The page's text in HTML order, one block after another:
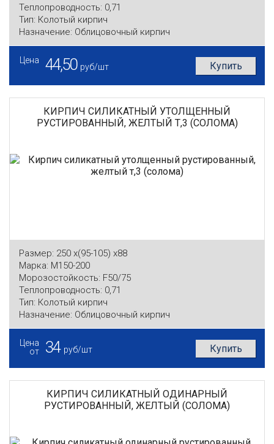
Теплопроводность: 0,71
Тип: Колотый кирпич
Назначение: Облицовочный кирпич
Цена 44,50 руб/шт Купить
КИРПИЧ СИЛИКАТНЫЙ УТОЛЩЕННЫЙ
РУСТИРОВАННЫЙ, ЖЕЛТЫЙ Т,3 (СОЛОМА)
Размер: 250 x(95-105) x88
Марка: М150-200
Морозостойкость: F50/75
Теплопроводность: 0,71
Тип: Колотый кирпич
Назначение: Облицовочный кирпич
Цена
от
34 руб/шт Купить
КИРПИЧ СИЛИКАТНЫЙ ОДИНАРНЫЙ
РУСТИРОВАННЫЙ, ЖЕЛТЫЙ (СОЛОМА)